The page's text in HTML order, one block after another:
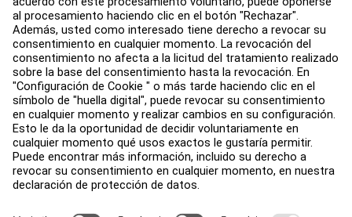
Buscar un distribuidor
Encuentre una tienda
Legal
Accesibilidad
Iniciar sesión en Facility Connect